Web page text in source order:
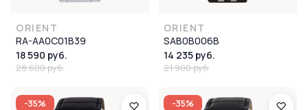
ORIENT
RA-AA0C01B39
18 590 руб.
28 600 руб.
ORIENT
SAB0B006B
14 235 руб.
21 900 руб.
-35% -35%